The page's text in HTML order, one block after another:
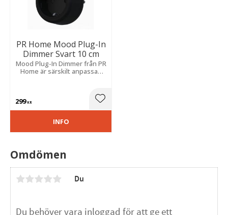
Omdömen
Du
PR Home Mood Plug-In
Dimmer Svart 10 cm
Mood Plug-In Dimmer från PR
Home är särskilt anpassad
299KR Lägg till i favoriter
INFO